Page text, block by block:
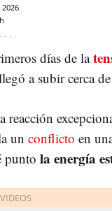
días de la
a subir cerca
reacción
un conflicto en
punto la energía